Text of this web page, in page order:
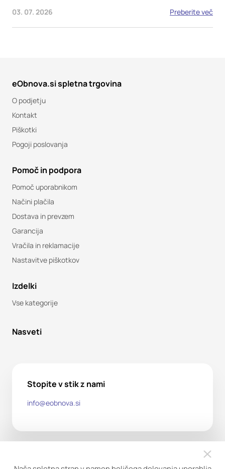
03. 07. 2026 Preberite več
eObnova.si spletna trgovina
O podjetju
Kontakt
Piškotki
Pogoji poslovanja
Pomoč in podpora
Pomoč uporabnikom
Načini plačila
Dostava in prevzem
Garancija
Vračila in reklamacije
Nastavitve piškotkov
Izdelki
Vse kategorije
Nasveti
Stopite v stik z nami
info@eobnova.si